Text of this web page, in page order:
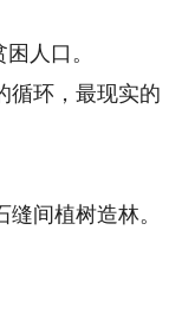
人口。
环，最现实的
间植树造林。